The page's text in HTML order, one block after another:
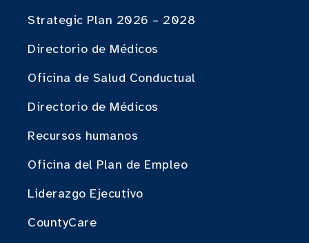
Strategic Plan 2026 – 2028
Directorio de Médicos
Oficina de Salud Conductual
Directorio de Médicos
Recursos humanos
Oficina del Plan de Empleo
Liderazgo Ejecutivo
CountyCare